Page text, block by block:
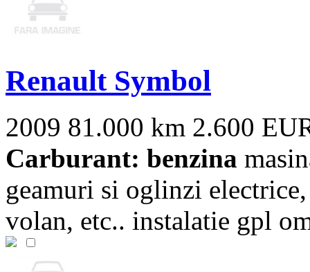
Renault Symbol
2009 81.000 km 2.600
Carburant: benzina
geamuri si oglinzi
volan, etc.. instalatie gpl